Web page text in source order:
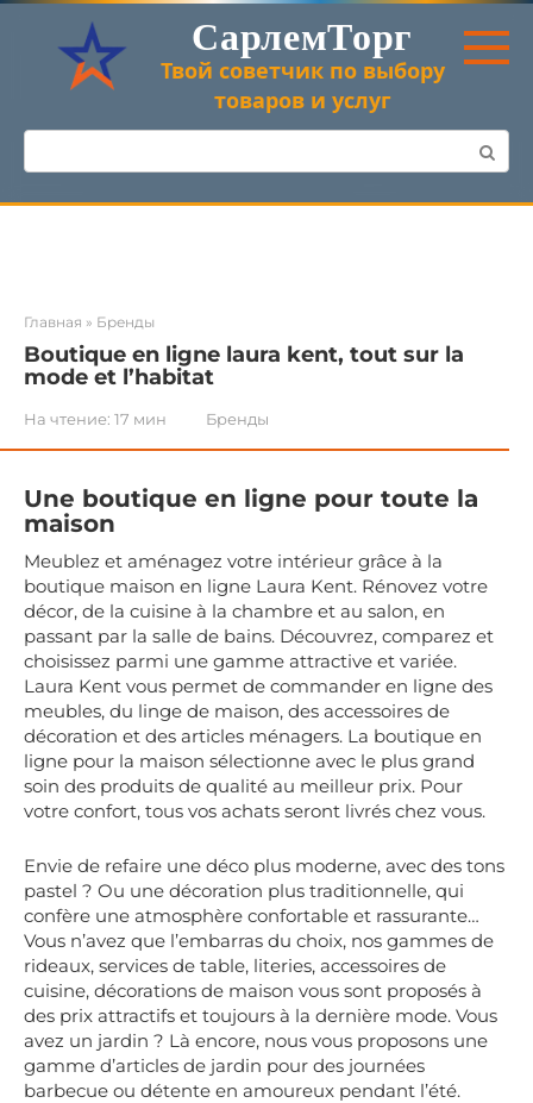
Перейти
контенту
СарлемТорг
Твой советчик по выбору
товаров и услуг
Поиск:
Главная » Бренды
Boutique en ligne laura kent, tout sur la
mode et l’habitat
На чтение: 17 мин Бренды
Une boutique en ligne pour toute la
maison
Meublez et aménagez votre intérieur grâce à la
boutique maison en ligne Laura Kent. Rénovez votre
décor, de la cuisine à la chambre et au salon, en
passant par la salle de bains. Découvrez, comparez et
choisissez parmi une gamme attractive et variée.
Laura Kent vous permet de commander en ligne des
meubles, du linge de maison, des accessoires de
décoration et des articles ménagers. La boutique en
ligne pour la maison sélectionne avec le plus grand
soin des produits de qualité au meilleur prix. Pour
votre confort, tous vos achats seront livrés chez vous.
Envie de refaire une déco plus moderne, avec des tons
pastel ? Ou une décoration plus traditionnelle, qui
confère une atmosphère confortable et rassurante…
Vous n’avez que l’embarras du choix, nos gammes de
rideaux, services de table, literies, accessoires de
cuisine, décorations de maison vous sont proposés à
des prix attractifs et toujours à la dernière mode. Vous
avez un jardin ? Là encore, nous vous proposons une
gamme d’articles de jardin pour des journées
barbecue ou détente en amoureux pendant l’été.